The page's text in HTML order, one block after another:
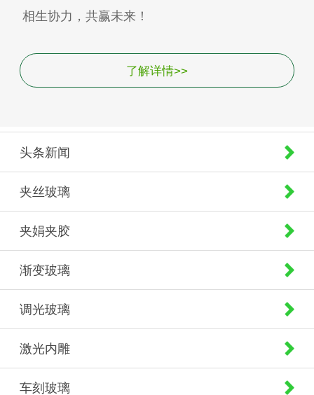
相生协力，共赢未来！
了解详情>>
头条新闻
夹丝玻璃
夹娟夹胶
渐变玻璃
调光玻璃
激光内雕
车刻玻璃